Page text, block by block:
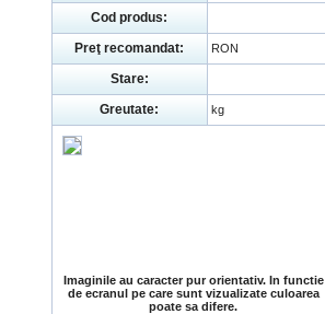
Cod produs:
Preţ recomandat:
RON
Stare:
Greutate:
kg
Imaginile au caracter pur orientativ. In functie
de ecranul pe care sunt vizualizate culoarea
poate sa difere.